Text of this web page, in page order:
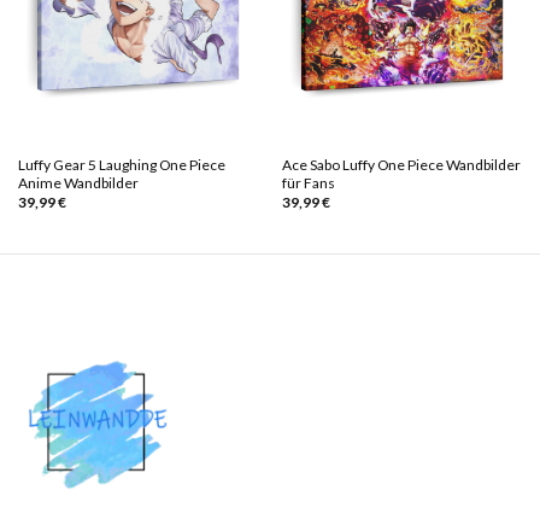
Luffy Gear 5 Laughing One Piece
Anime Wandbilder
39,99€
Ace Sabo Luffy One Piece Wandbilder
für Fans
39,99€